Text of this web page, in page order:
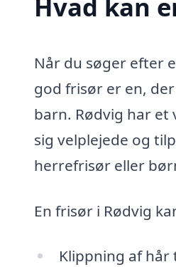
Når du søger efter
god frisør er en,
barn. Rødvig har
sig velplejede og
herrefrisør eller
En frisør i Rødvig
Klippning af